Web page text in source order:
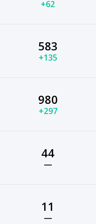
+62
583
+135
980
+297
44
—
11
—